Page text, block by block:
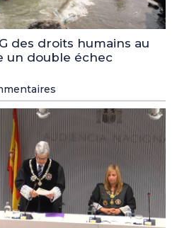
des droits humains au
un double échec